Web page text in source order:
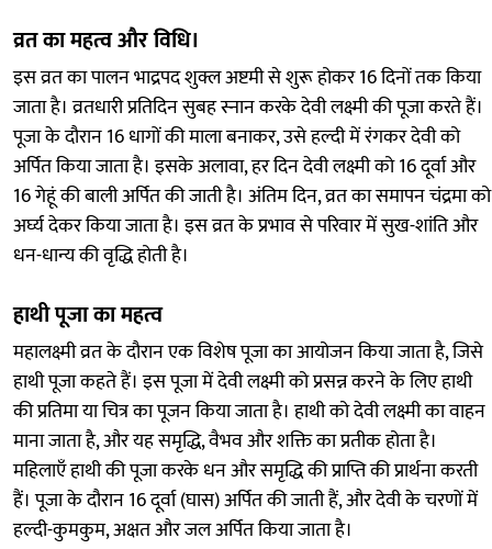
व्रत का महत्व और विधि।
इस व्रत का पालन भाद्रपद शुक्ल अष्टमी से शुरू होकर 16 दिनों तक किया
जाता है। व्रतधारी प्रतिदिन सुबह स्नान करके देवी लक्ष्मी की पूजा करते हैं।
पूजा के दौरान 16 धागों की माला बनाकर, उसे हल्दी में रंगकर देवी को
अर्पित किया जाता है। इसके अलावा, हर दिन देवी लक्ष्मी को 16 दूर्वा और
16 गेहूं की बाली अर्पित की जाती है। अंतिम दिन, व्रत का समापन चंद्रमा को
अर्घ्य देकर किया जाता है। इस व्रत के प्रभाव से परिवार में सुख-शांति और
धन-धान्य की वृद्धि होती है।
हाथी पूजा का महत्व
महालक्ष्मी व्रत के दौरान एक विशेष पूजा का आयोजन किया जाता है, जिसे
हाथी पूजा कहते हैं। इस पूजा में देवी लक्ष्मी को प्रसन्न करने के लिए हाथी
की प्रतिमा या चित्र का पूजन किया जाता है। हाथी को देवी लक्ष्मी का वाहन
माना जाता है, और यह समृद्धि, वैभव और शक्ति का प्रतीक होता है।
महिलाएँ हाथी की पूजा करके धन और समृद्धि की प्राप्ति की प्रार्थना करती
हैं। पूजा के दौरान 16 दूर्वा (घास) अर्पित की जाती हैं, और देवी के चरणों में
हल्दी-कुमकुम, अक्षत और जल अर्पित किया जाता है।